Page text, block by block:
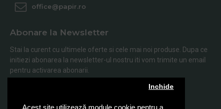
Inchide
office@papir.ro
Abonare la Newsletter
Stai la curent cu ultimele oferte si cele mai noi produse. Dupa ce
initiezi abonarea la newsletter-ul nostru iti vom trimite un email
pentru activarea abonarii.
Abonare